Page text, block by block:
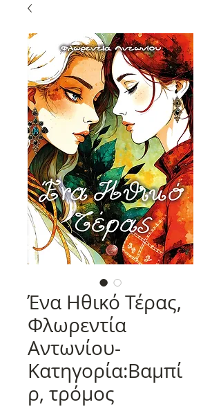
Ένα Ηθικό Τέρας,
Φλωρεντία
Αντωνίου-
Κατηγορία:Βαμπί
ρ, τρόμος